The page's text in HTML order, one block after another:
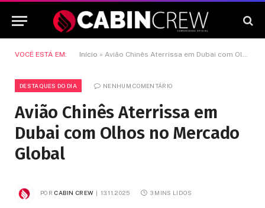
VOCÊ ESTÁ EM: Início » Avião Chinês Aterrissa em Dubai com Olhos no Mercado Global
DESTAQUES DO DIA NENHUM COMENTÁRIO
Avião Chinês Aterrissa em
Dubai com Olhos no Mercado
Global
POR CABIN CREW 13.11.2025 3 MINS LIDOS